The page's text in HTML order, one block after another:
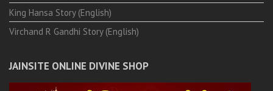
King Hansa Story (English)
Virchand R Gandhi Story (English)
JAINSITE ONLINE DIVINE SHOP